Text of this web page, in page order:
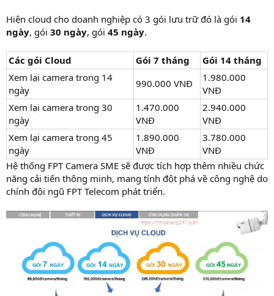
Hiện cloud cho doanh nghiệp có 3 gói lưu trữ đó là gói 14
ngày, gói 30 ngày, gói 45 ngày.
Các gói Cloud Gói 7 tháng
Gói 14 tháng
Xem lại camera trong 14
ngày
990.000 VNĐ
1.980.000
VNĐ
Xem lại camera trong 30
ngày
1.470.000
VNĐ
2.940.000
VNĐ
Xem lại camera trong 45
ngày
1.890.000
VNĐ
3.780.000
VNĐ
Hệ thống FPT Camera SME sẽ được tích hợp thêm nhiều chức
năng cải tiến thông minh, mang tính đột phá về công nghệ do
chính đội ngũ FPT Telecom phát triển.